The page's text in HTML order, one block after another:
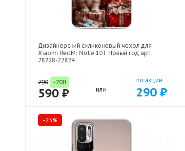
Дизайнерский силиконовый чехол для
Xiaomi RedMi Note 10T Новый год арт:
78728-22824
790 -200
590 ₽ или
по акции
290 ₽
-25%